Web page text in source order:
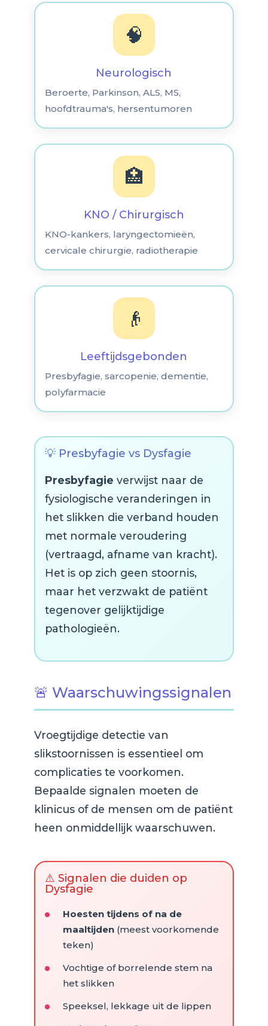
🧠
Neurologisch
Beroerte, Parkinson, ALS, MS,
hoofdtrauma's, hersentumoren
🏥
KNO / Chirurgisch
KNO-kankers, laryngectomieën,
cervicale chirurgie, radiotherapie
👴
Leeftijdsgebonden
Presbyfagie, sarcopenie, dementie,
polyfarmacie
💡 Presbyfagie vs Dysfagie
Presbyfagie verwijst naar de
fysiologische veranderingen in
het slikken die verband houden
met normale veroudering
(vertraagd, afname van kracht).
Het is op zich geen stoornis,
maar het verzwakt de patiënt
tegenover gelijktijdige
pathologieën.
🚨 Waarschuwingssignalen
Vroegtijdige detectie van
slikstoornissen is essentieel om
complicaties te voorkomen.
Bepaalde signalen moeten de
klinicus of de mensen om de patiënt
heen onmiddellijk waarschuwen.
⚠️ Signalen die duiden op
Dysfagie
Hoesten tijdens of na de
maaltijden(meest voorkomende
teken)
Vochtige of borrelende stem na
het slikken
Speeksel, lekkage uit de lippen